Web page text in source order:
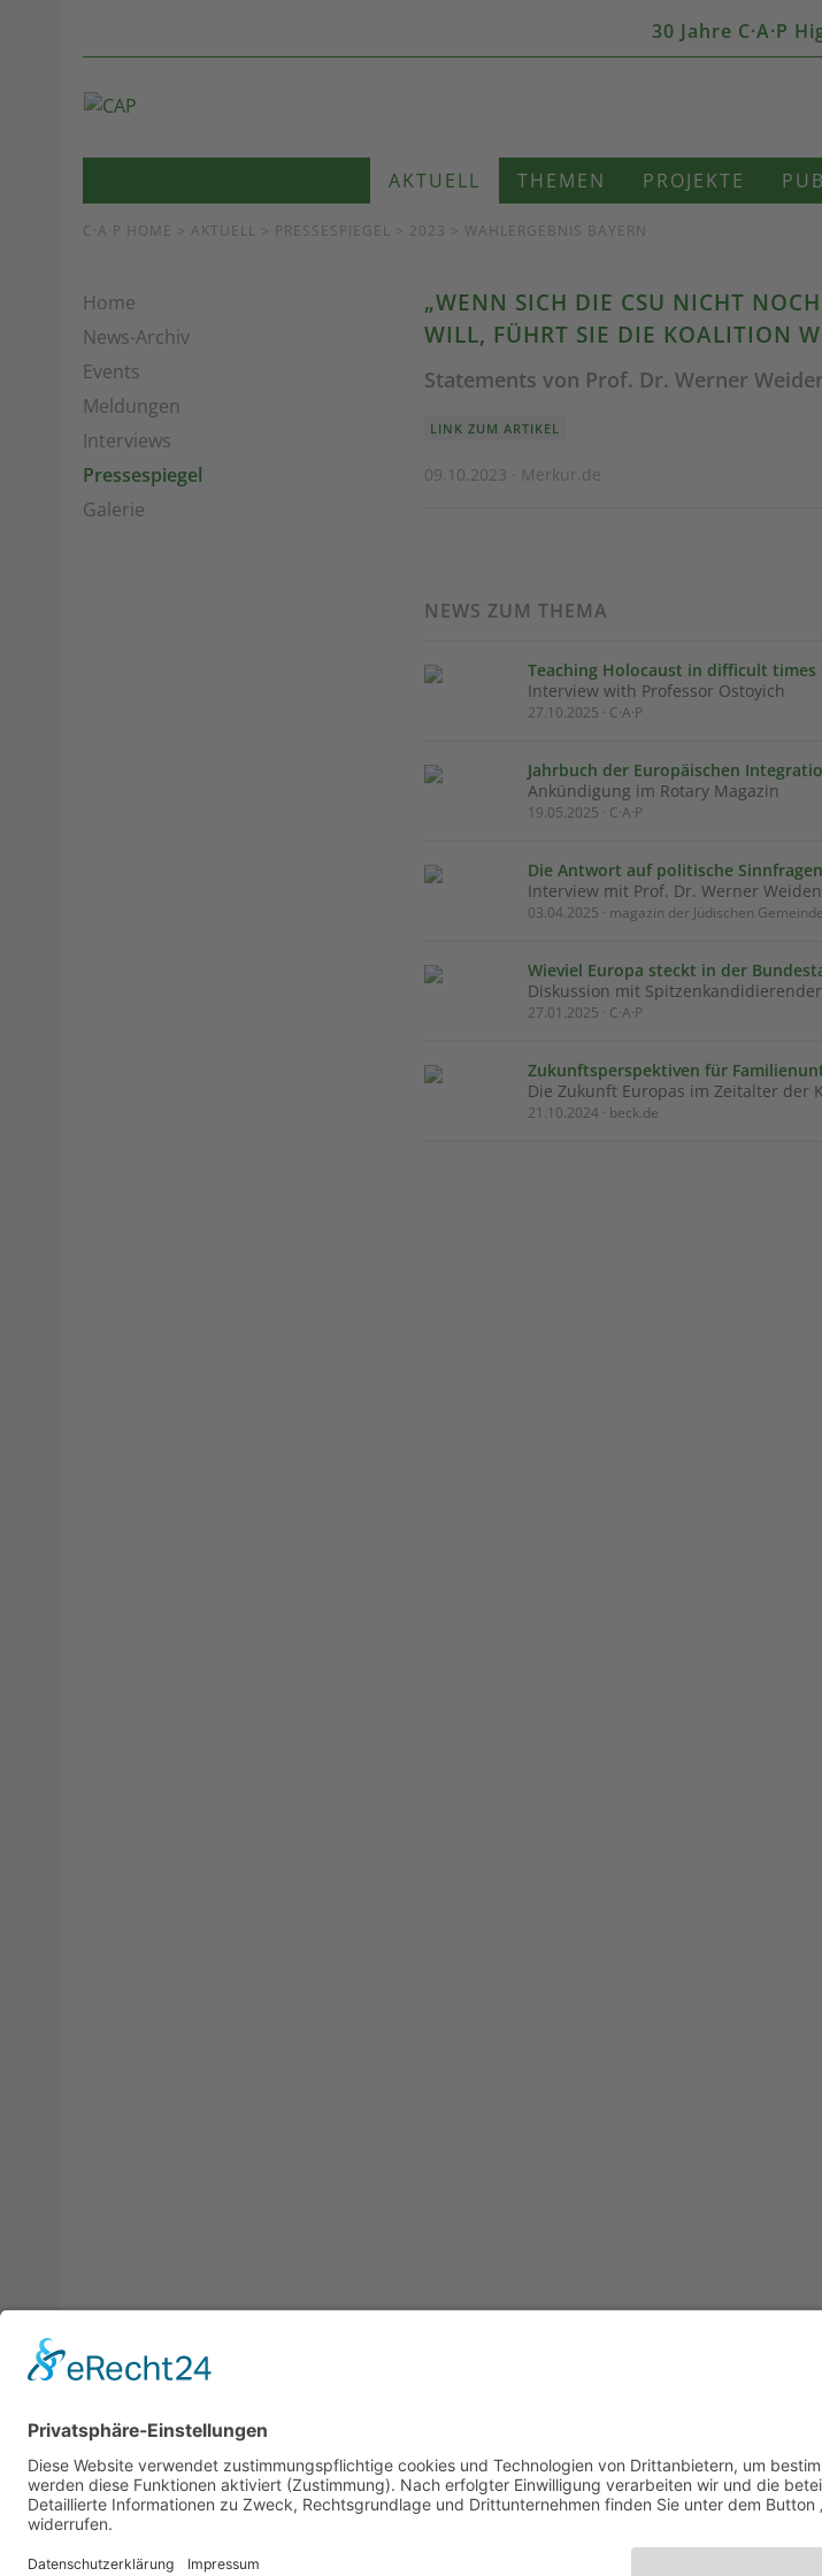
30 Jahre C·A·P
AKTUELL THEMEN PROJEKTE
C·A·P HOME > AKTUELL > PRESSESPIEGEL > 2023 > WAHLERGEBNIS BAYERN
Home
News-Archiv
Events
Meldungen
Interviews
Pressespiegel
Galerie
„WENN SICH DIE CSU NICHT
WILL, FÜHRT SIE DIE KOALITION
Statements von Prof. Dr. Werner
LINK ZUM ARTIKEL
09.10.2023 · Merkur.de
NEWS ZUM THEMA
Teaching Holocaust in difficult times
Interview with Professor Ostoyich
27.10.2025 · C·A·P
Jahrbuch der Europäischen
Ankündigung im Rotary Magazin
19.05.2025 · C·A·P
Die Antwort auf politische
Interview mit Prof. Dr. Werner
03.04.2025 · magazin der Jüdischen
Wieviel Europa steckt in der
Diskussion mit
27.01.2025 · C·A·P
Zukunftsperspektiven für
Die Zukunft Europas im Zeitalter der
21.10.2024 · beck.de